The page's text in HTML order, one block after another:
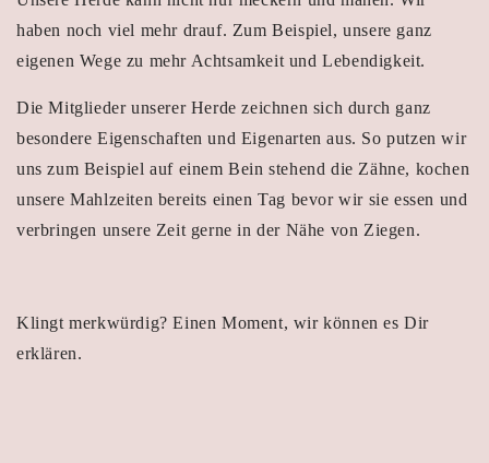
haben noch viel mehr drauf. Zum Beispiel, unsere ganz
eigenen Wege zu mehr Achtsamkeit und Lebendigkeit.
Die Mitglieder unserer Herde zeichnen sich durch ganz
besondere Eigenschaften und Eigenarten aus. So putzen wir
uns zum Beispiel auf einem Bein stehend die Zähne, kochen
unsere Mahlzeiten bereits einen Tag bevor wir sie essen und
verbringen unsere Zeit gerne in der Nähe von Ziegen.
Klingt merkwürdig? Einen Moment, wir können es Dir
erklären.